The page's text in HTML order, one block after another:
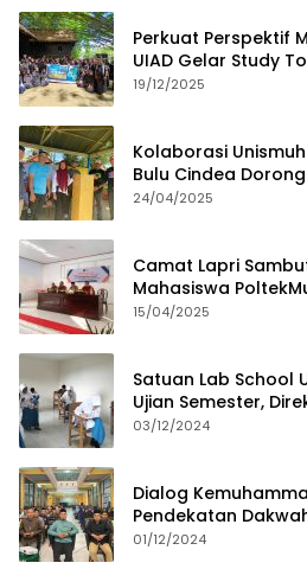
Perkuat Perspektif
UIAD Gelar Study
19/12/2025
Kolaborasi
Bulu Cindea
24/04/2025
Camat Lapri
Mahasiswa
15/04/2025
Satuan Lab School
Ujian Semester,
Proses Pembelajaran
03/12/2024
Dialog
Pendekatan
01/12/2024